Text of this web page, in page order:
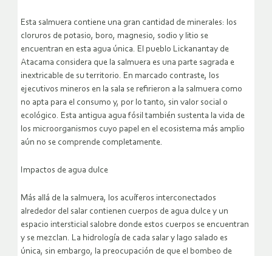
Esta salmuera contiene una gran cantidad de minerales: los
cloruros de potasio, boro, magnesio, sodio y litio se
encuentran en esta agua única. El pueblo Lickanantay de
Atacama considera que la salmuera es una parte sagrada e
inextricable de su territorio. En marcado contraste, los
ejecutivos mineros en la sala se refirieron a la salmuera como
no apta para el consumo y, por lo tanto, sin valor social o
ecológico. Esta antigua agua fósil también sustenta la vida de
los microorganismos cuyo papel en el ecosistema más amplio
aún no se comprende completamente.
Impactos de agua dulce
Más allá de la salmuera, los acuíferos interconectados
alrededor del salar contienen cuerpos de agua dulce y un
espacio intersticial salobre donde estos cuerpos se encuentran
y se mezclan. La hidrología de cada salar y lago salado es
única, sin embargo, la preocupación de que el bombeo de